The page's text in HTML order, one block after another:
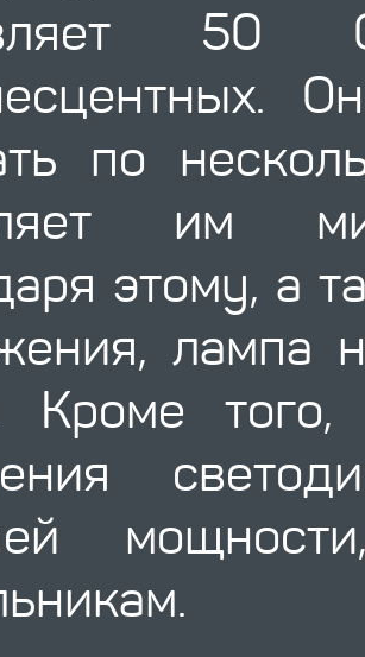
по
им
этому, а
лампа
Кроме